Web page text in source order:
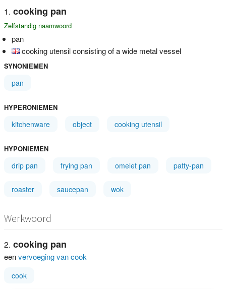
cooking pan
Zelfstandig naamwoord
pan
cooking utensil consisting of a wide metal vessel
SYNONIEMEN
pan
HYPERONIEMEN
kitchenware object cooking utensil
HYPONIEMEN
drip pan frying pan omelet pan patty-pan
roaster saucepan wok
Werkwoord
cooking pan
eenvervoeging van cook
cook